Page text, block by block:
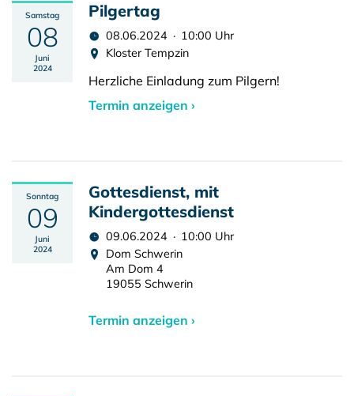
Samstag
08
Juni
2024
Pilgertag
08.06.2024 · 10:00 Uhr
Kloster Tempzin
Herzliche Einladung zum Pilgern!
Termin anzeigen ›
Sonntag
09
Juni
2024
Gottesdienst, mit
Kindergottesdienst
09.06.2024 · 10:00 Uhr
Dom Schwerin
Am Dom 4
19055 Schwerin
Termin anzeigen ›